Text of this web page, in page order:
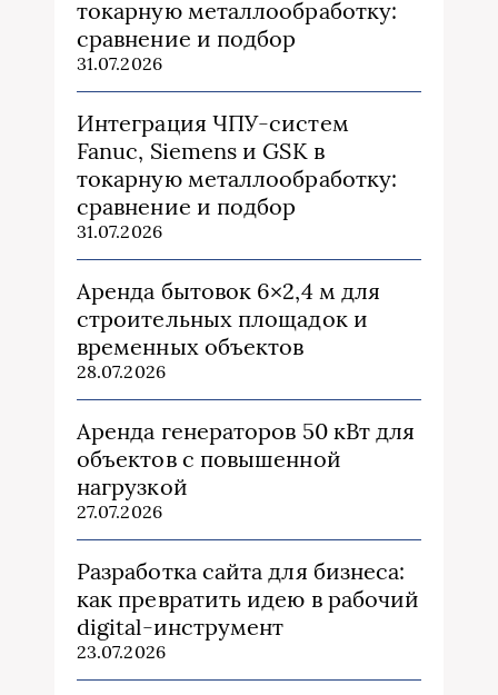
токарную металлообработку:
сравнение и подбор
31.07.2026
Интеграция ЧПУ-систем
Fanuc, Siemens и GSK в
токарную металлообработку:
сравнение и подбор
31.07.2026
Аренда бытовок 6×2,4 м для
строительных площадок и
временных объектов
28.07.2026
Аренда генераторов 50 кВт для
объектов с повышенной
нагрузкой
27.07.2026
Разработка сайта для бизнеса:
как превратить идею в рабочий
digital-инструмент
23.07.2026